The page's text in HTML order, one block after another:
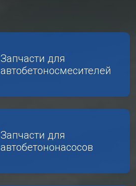
Запчасти для
автобетоносмесителей
Запчасти для
автобетононасосов